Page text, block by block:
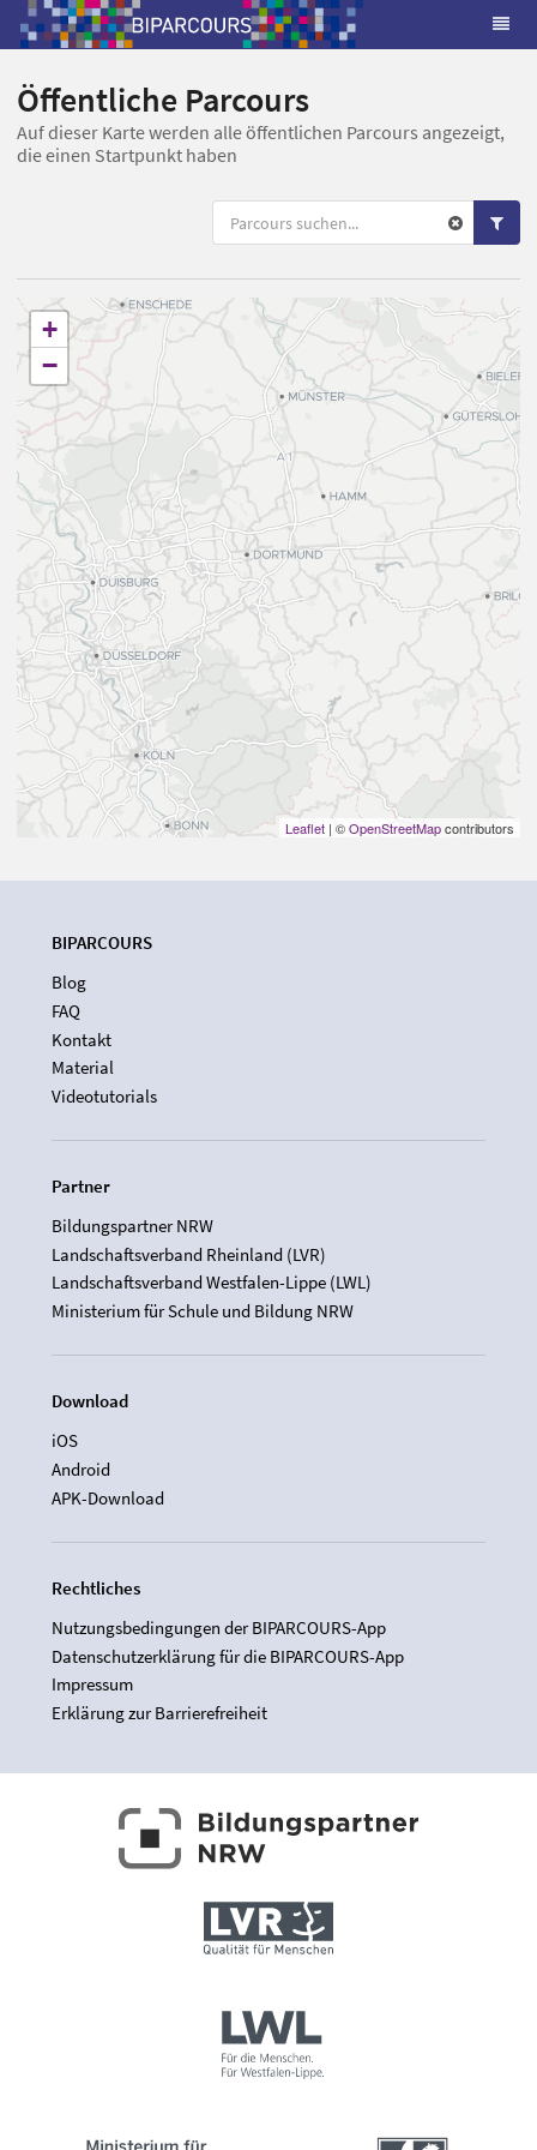
Öffentliche Parcours
Auf dieser Karte werden alle öffentlichen Parcours angezeigt,
die einen Startpunkt haben
+
−
Leaflet | ©OpenStreetMapcontributors
BIPARCOURS
Blog
FAQ
Kontakt
Material
Videotutorials
Partner
Bildungspartner NRW
Landschaftsverband Rheinland (LVR)
Landschaftsverband Westfalen-Lippe (LWL)
Ministerium für Schule und Bildung NRW
Download
iOS
Android
APK-Download
Rechtliches
Nutzungsbedingungen der BIPARCOURS-App
Datenschutzerklärung für die BIPARCOURS-App
Impressum
Erklärung zur Barrierefreiheit